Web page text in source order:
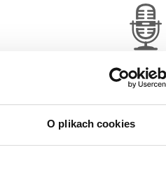
O plikach cookies
Artykuły
Artykuły związane ze